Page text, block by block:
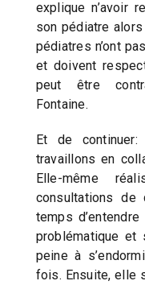
explique n’avoir
son pédiatre alors
pédiatres n’ont
et doivent
peut être
Fontaine.
Et de
travaillons en
Elle-même
consultations de
temps
problématique et
peine à
fois. Ensuite, elle